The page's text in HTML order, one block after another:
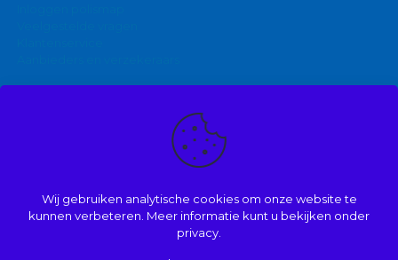
Vergelijk autoverzekering
Wij gebruiken analytische cookies om onze website te
kunnen verbeteren. Meer informatie kunt u bekijken onder
privacy.